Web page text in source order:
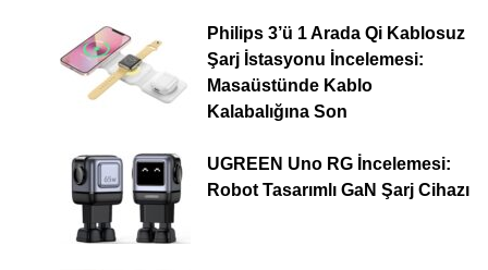
Philips 3’ü 1 Arada Qi Kablosuz
Şarj İstasyonu İncelemesi:
Masaüstünde Kablo
Kalabalığına Son
UGREEN Uno RG İncelemesi:
Robot Tasarımlı GaN Şarj Cihazı